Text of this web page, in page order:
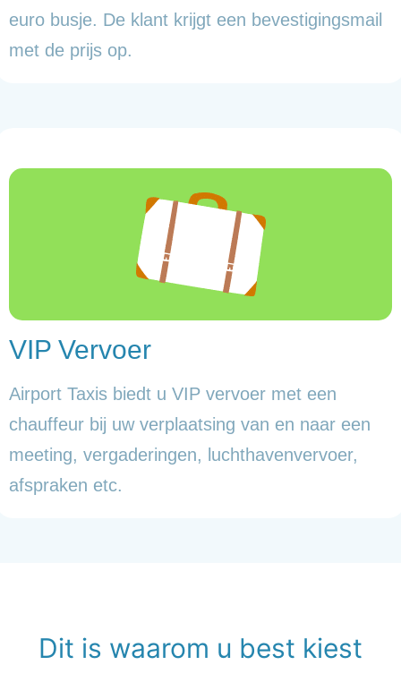
euro busje. De klant krijgt een bevestigingsmail
met de prijs op.
VIP Vervoer
Airport Taxis biedt u VIP vervoer met een
chauffeur bij uw verplaatsing van en naar een
meeting, vergaderingen, luchthavenvervoer,
afspraken etc.
Dit is waarom u best kiest